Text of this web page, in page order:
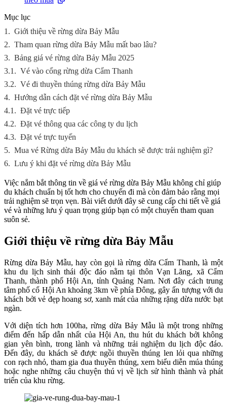
Mục lục
1. Giới thiệu về rừng dừa Bảy Mẫu
2. Tham quan rừng dừa Bảy Mẫu mất bao lâu?
3. Bảng giá vé rừng dừa Bảy Mẫu 2025
3.1. Vé vào cổng rừng dừa Cẩm Thanh
3.2. Vé đi thuyền thúng rừng dừa Bảy Mẫu
4. Hướng dẫn cách đặt vé rừng dừa Bảy Mẫu
4.1. Đặt vé trực tiếp
4.2. Đặt vé thông qua các công ty du lịch
4.3. Đặt vé trực tuyến
5. Mua vé Rừng dừa Bảy Mẫu du khách sẽ được trải nghiệm gì?
6. Lưu ý khi đặt vé rừng dừa Bảy Mẫu
Việc nắm bắt thông tin về giá vé rừng dừa Bảy Mẫu không chỉ giúp
du khách chuẩn bị tốt hơn cho chuyến đi mà còn đảm bảo rằng mọi
trải nghiệm sẽ trọn vẹn. Bài viết dưới đây sẽ cung cấp chi tiết về giá
vé và những lưu ý quan trọng giúp bạn có một chuyến tham quan
suôn sẻ.
Giới thiệu về rừng dừa Bảy Mẫu
Rừng dừa Bảy Mẫu, hay còn gọi là rừng dừa Cẩm Thanh, là một
khu du lịch sinh thái độc đáo nằm tại thôn Vạn Lăng, xã Cẩm
Thanh, thành phố Hội An, tỉnh Quảng Nam. Nơi đây cách trung
tâm phố cổ Hội An khoảng 3km về phía Đông, gây ấn tượng với du
khách bởi vẻ đẹp hoang sơ, xanh mát của những rặng dừa nước bạt
ngàn.
Với diện tích hơn 100ha, rừng dừa Bảy Mẫu là một trong những
điểm đến hấp dẫn nhất của Hội An, thu hút du khách bởi không
gian yên bình, trong lành và những trải nghiệm du lịch độc đáo.
Đến đây, du khách sẽ được ngồi thuyền thúng len lỏi qua những
con rạch nhỏ, tham gia đua thuyền thúng, xem biểu diễn múa thúng
hoặc nghe những câu chuyện thú vị về lịch sử hình thành và phát
triển của khu rừng.